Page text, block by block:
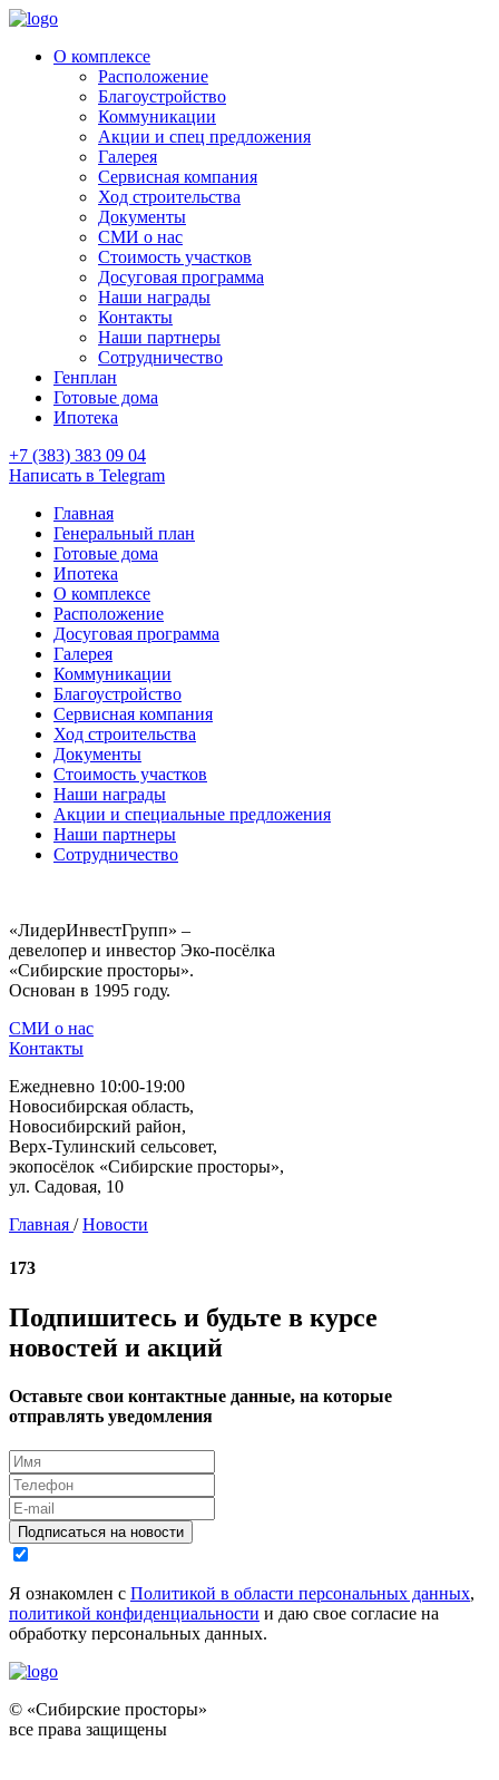
О комплексе
Расположение
Благоустройство
Коммуникации
Акции и спец предложения
Галерея
Сервисная компания
Ход строительства
Документы
СМИ о нас
Стоимость участков
Досуговая программа
Наши награды
Контакты
Наши партнеры
Сотрудничество
Генплан
Готовые дома
Ипотека
+7 (383) 383 09 04
Написать в Telegram
Главная
Генеральный план
Готовые дома
Ипотека
О комплексе
Расположение
Досуговая программа
Галерея
Коммуникации
Благоустройство
Сервисная компания
Ход строительства
Документы
Стоимость участков
Наши награды
Акции и специальные предложения
Наши партнеры
Сотрудничество
«ЛидерИнвестГрупп» –
девелопер и инвестор Эко-посёлка
«Сибирские просторы».
Основан в 1995 году.
СМИ о нас
Контакты
Ежедневно 10:00-19:00
Новосибирская область,
Новосибирский район,
Верх-Тулинский сельсовет,
экопосёлок «Сибирские просторы»,
ул. Садовая, 10
Главная / Новости
173
Подпишитесь и будьте в курсе
новостей и акций
Оставьте свои контактные данные, на которые
отправлять уведомления
Подписаться на новости
Я ознакомлен с Политикой в области персональных данных,
политикой конфиденциальности и даю свое согласие на
обработку персональных данных.
© «Сибирские просторы»
все права защищены